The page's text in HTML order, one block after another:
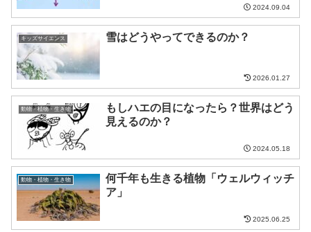
2024.09.04
キッズサイエンス 雪はどうやってできるのか？
2026.01.27
動物・植物・生き物
もしハエの目になったら？世界はどう
見えるのか？
2024.05.18
動物・植物・生き物
何千年も生きる植物「ウェルウィッチ
ア」
2025.06.25